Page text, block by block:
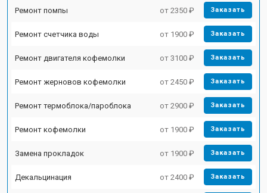
Ремонт помпы от 2350 ₽ Заказать
Ремонт счетчика воды от 1900 ₽ Заказать
Ремонт двигателя кофемолки от 3100 ₽ Заказать
Ремонт жерновов кофемолки от 2450 ₽ Заказать
Ремонт термоблока/пароблока от 2900 ₽ Заказать
Ремонт кофемолки от 1900 ₽ Заказать
Замена прокладок от 1900 ₽ Заказать
Декальцинация от 2400 ₽ Заказать